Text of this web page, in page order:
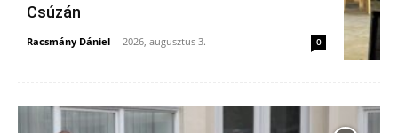
Csúzán
Racsmány Dániel - 2026, augusztus 3. 0